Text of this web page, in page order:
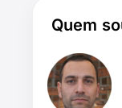
Quem